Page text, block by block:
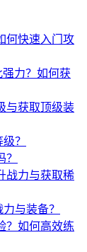
何快速入门攻
力？如何获
与获取顶级装
？
战力与获取稀
与装备？
？如何高效练